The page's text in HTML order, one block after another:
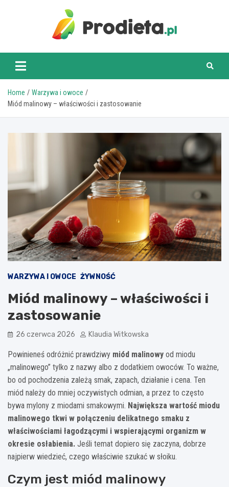
prodieta.pl
Home
Warzywa i owoce
Miód malinowy – właściwości i zastosowanie
WARZYWA I OWOCE ŻYWNOŚĆ
Miód malinowy – właściwości i
zastosowanie
26 czerwca 2026 Klaudia Witkowska
Powinieneś odróżnić prawdziwy miód malinowy od miodu
„malinowego” tylko z nazwy albo z dodatkiem owoców. To ważne,
bo od pochodzenia zależą smak, zapach, działanie i cena. Ten
miód należy do mniej oczywistych odmian, a przez to często
bywa mylony z miodami smakowymi. Największa wartość miodu
malinowego tkwi w połączeniu delikatnego smaku z
właściwościami łagodzącymi i wspierającymi organizm w
okresie osłabienia. Jeśli temat dopiero się zaczyna, dobrze
najpierw wiedzieć, czego właściwie szukać w słoiku.
Czym jest miód malinowy